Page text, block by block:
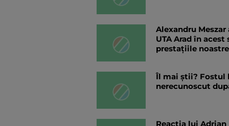
Alexandru
UTA Arad în acest
prestațiile
Îl mai știi? Fostul
nerecunoscut
Reacția lui Adrian